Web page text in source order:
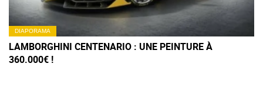
DIAPORAMA
LAMBORGHINI CENTENARIO : UNE PEINTURE À
360.000€ !